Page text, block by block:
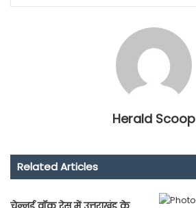
Herald Scoop
Related Articles